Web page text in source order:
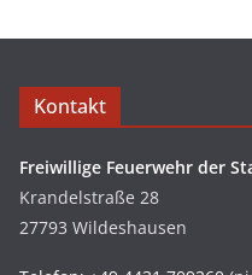
Kontakt
Freiwillige Feuerwehr der
Krandelstraße 28
27793 Wildeshausen